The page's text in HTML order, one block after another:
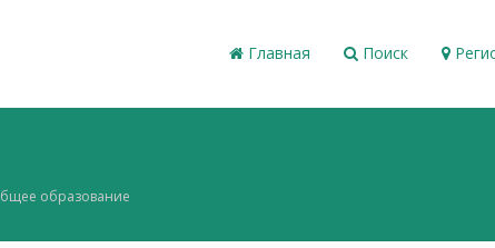
Главная Поиск
образование